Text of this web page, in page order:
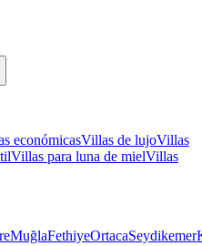
económicasVillas de lujoVillas
Villas para luna de mielVillas
MuğlaFethiyeOrtacaSeydikemer